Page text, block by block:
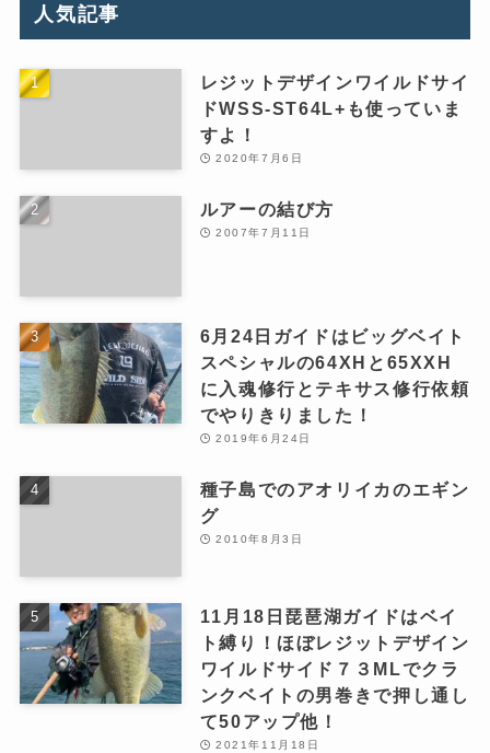
人気記事
レジットデザインワイルドサイ
ドWSS-ST64L+も使っていま
すよ！
2020年7月6日
ルアーの結び方
2007年7月11日
6月24日ガイドはビッグベイト
スペシャルの64XHと65XXH
に入魂修行とテキサス修行依頼
でやりきりました！
2019年6月24日
種子島でのアオリイカのエギン
グ
2010年8月3日
11月18日琵琶湖ガイドはベイ
ト縛り！ほぼレジットデザイン
ワイルドサイド７３MLでクラ
ンクベイトの男巻きで押し通し
て50アップ他！
2021年11月18日